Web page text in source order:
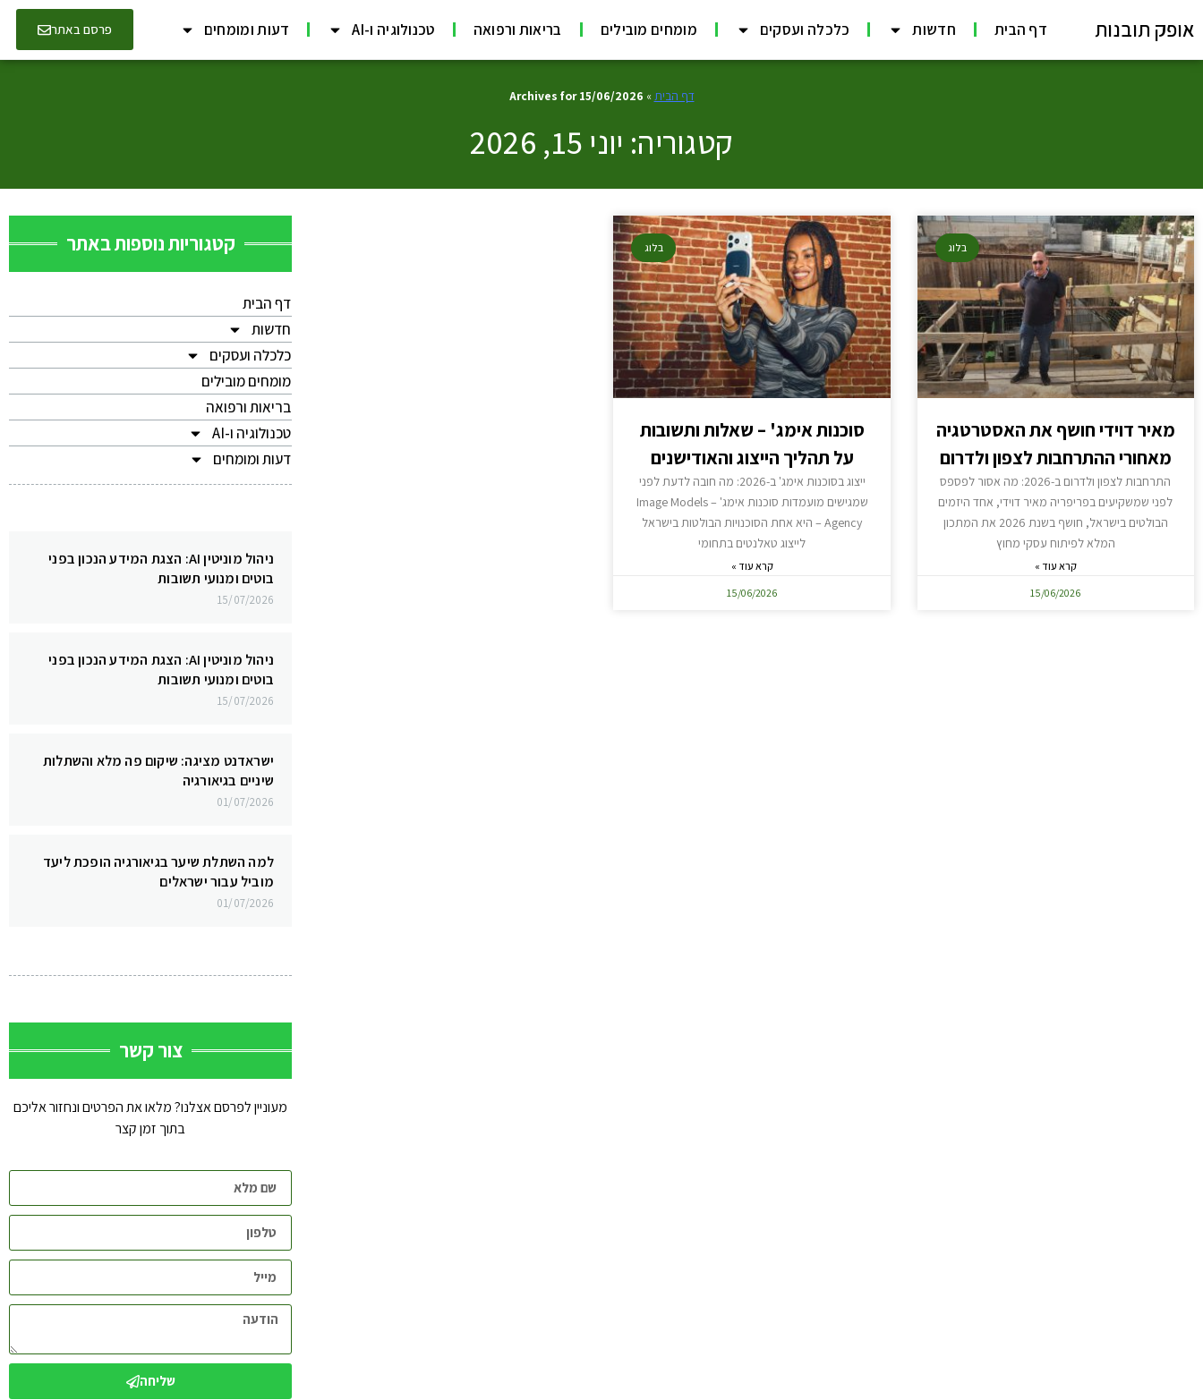
אופק תובנות דף הבית חדשות כלכלה ועסקים מומחים מובילים בריאות ורפואה טכנולוגיה ו-AI דעות ומומחים פרסם באתר
דף הבית»
Archives for 15/06/2026
קטגוריה: יוני 15, 2026
בלוג
מאיר דוידי חושף את האסטרטגיה
מאחורי ההתרחבות לצפון ולדרום
התרחבות לצפון ולדרום ב-2026: מה אסור לפספס
לפני שמשקיעים בפריפריה מאיר דוידי, אחד היזמים
הבולטים בישראל, חושף בשנת 2026 את המתכון
המלא לפיתוח עסקי מחוץ
קרא עוד »
15/06/2026
בלוג
סוכנות אימג' – שאלות ותשובות
על תהליך הייצוג והאודישנים
ייצוג בסוכנות אימג' ב-2026: מה חובה לדעת לפני
שמגישים מועמדות סוכנות אימג' – Image Models
Agency – היא אחת הסוכנויות הבולטות בישראל
לייצוג טאלנטים בתחומי
קרא עוד »
15/06/2026
קטגוריות נוספות באתר
דף הבית
חדשות
כלכלה ועסקים
מומחים מובילים
בריאות ורפואה
טכנולוגיה ו-AI
דעות ומומחים
ניהול מוניטין AI: הצגת המידע הנכון בפני
בוטים ומנועי תשובות
15/07/2026
ניהול מוניטין AI: הצגת המידע הנכון בפני
בוטים ומנועי תשובות
15/07/2026
ישראדנט מציגה: שיקום פה מלא והשתלות
שיניים בגיאורגיה
01/07/2026
למה השתלת שיער בגיאורגיה הופכת ליעד
מוביל עבור ישראלים
01/07/2026
צור קשר
מעוניין לפרסם אצלנו? מלאו את הפרטים ונחזור אליכם
בתוך זמן קצר
שליחה